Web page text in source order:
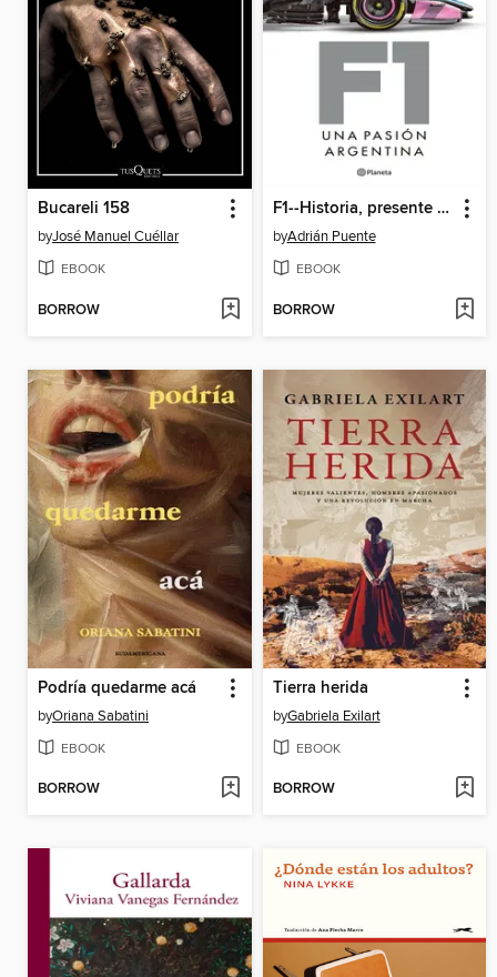
Bucareli 158
byJosé Manuel Cuéllar
EBOOK
BORROW
F1--Historia, presente y futuro de una pasión argentina
byAdrián Puente
EBOOK
BORROW
Podría quedarme acá
byOriana Sabatini
EBOOK
BORROW
Tierra herida
byGabriela Exilart
EBOOK
BORROW